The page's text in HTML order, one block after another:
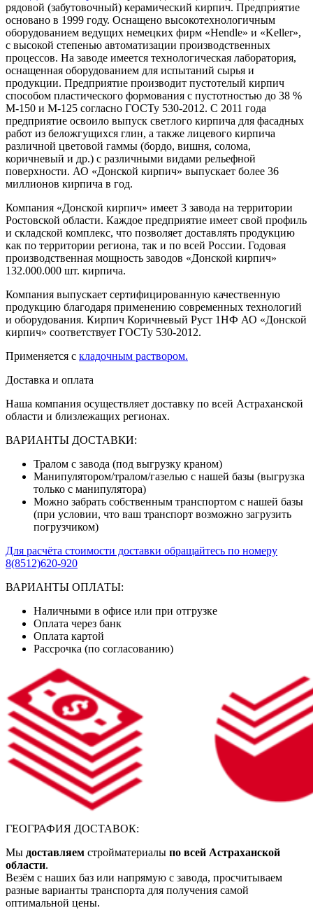
рядовой (забутовочный) керамический кирпич. Предприятие
основано в 1999 году. Оснащено высокотехнологичным
оборудованием ведущих немецких фирм «Hendle» и «Keller»,
с высокой степенью автоматизации производственных
процессов. На заводе имеется технологическая лаборатория,
оснащенная оборудованием для испытаний сырья и
продукции. Предприятие производит пустотелый кирпич
способом пластического формования с пустотностью до 38 %
М-150 и М-125 согласно ГОСТу 530-2012. С 2011 года
предприятие освоило выпуск светлого кирпича для фасадных
работ из беложгущихся глин, а также лицевого кирпича
различной цветовой гаммы (бордо, вишня, солома,
коричневый и др.) с различными видами рельефной
поверхности. АО «Донской кирпич» выпускает более 36
миллионов кирпича в год.
Компания «Донской кирпич» имеет 3 завода на территории
Ростовской области. Каждое предприятие имеет свой профиль
и складской комплекс, что позволяет доставлять продукцию
как по территории региона, так и по всей России. Годовая
производственная мощность заводов «Донской кирпич»
132.000.000 шт. кирпича.
Компания выпускает сертифицированную качественную
продукцию благодаря применению современных технологий
и оборудования. Кирпич Коричневый Руст 1НФ АО «Донской
кирпич» соответствует ГОСТу 530-2012.
Применяется с кладочным раствором.
Доставка и оплата
Наша компания осуществляет доставку по всей Астраханской
области и близлежащих регионах.
ВАРИАНТЫ ДОСТАВКИ:
Тралом с завода (под выгрузку краном)
Манипулятором/тралом/газелью с нашей базы (выгрузка
только с манипулятора)
Можно забрать собственным транспортом с нашей базы
(при условии, что ваш транспорт возможно загрузить
погрузчиком)
Для расчёта стоимости доставки обращайтесь по номеру
8(8512)620-920
ВАРИАНТЫ ОПЛАТЫ:
Наличными в офисе или при отгрузке
Оплата через банк
Оплата картой
Рассрочка (по согласованию)
ГЕОГРАФИЯ ДОСТАВОК:
Мы доставляем стройматериалы по всей Астраханской
области.
Везём с наших баз или напрямую с завода, просчитываем
разные варианты транспорта для получения самой
оптимальной цены.